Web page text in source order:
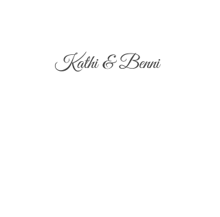
Kathi & Benni